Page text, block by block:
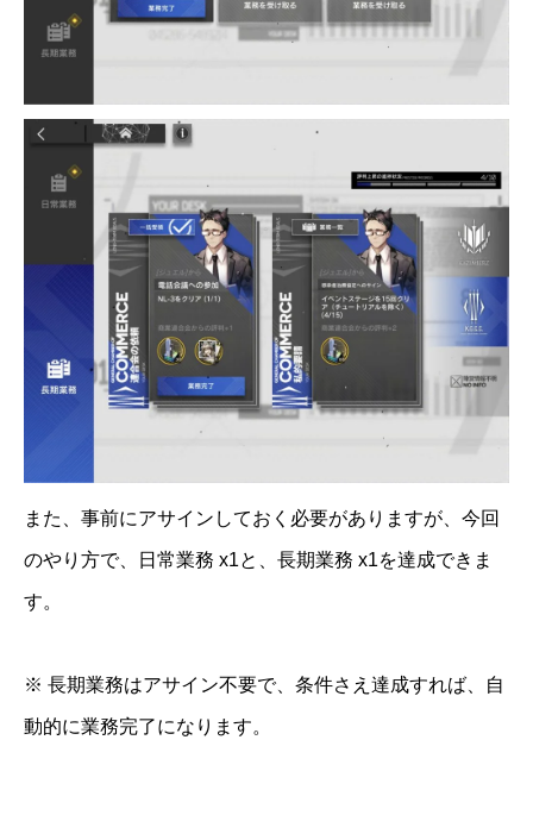
また、事前にアサインしておく必要がありますが、今回
のやり方で、日常業務 x1と、長期業務 x1を達成できま
す。
※ 長期業務はアサイン不要で、条件さえ達成すれば、自
動的に業務完了になります。